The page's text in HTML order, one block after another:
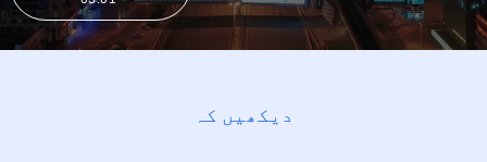
دیکھیں کہ